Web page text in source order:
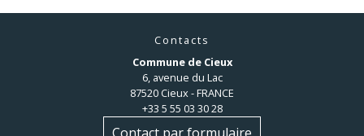
Contacts
Commune de Cieux
6, avenue du Lac
87520 Cieux - FRANCE
+33 5 55 03 30 28